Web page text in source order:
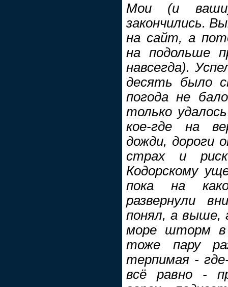
Мои (и ваши)
закончились.
на сайт, а
на подольше
навсегда).
десять было
погода не
только
кое-где на
дожди, дороги
страх и
Кодорскому
пока на
развернули
понял, а выше,
море шторм в
тоже пару
терпимая -
всё равно -